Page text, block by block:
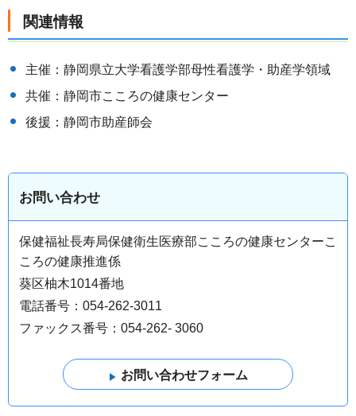
関連情報
主催：静岡県立大学看護学部母性看護学・助産学領域
共催：静岡市こころの健康センター
後援：静岡市助産師会
お問い合わせ
保健福祉長寿局保健衛生医療部こころの健康センターこ
ころの健康推進係
葵区柚木1014番地
電話番号：054-262-3011
ファックス番号：054-262- 3060